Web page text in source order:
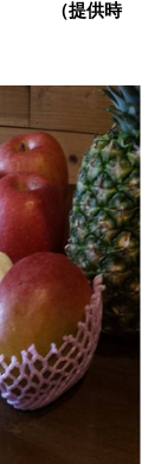
提供時